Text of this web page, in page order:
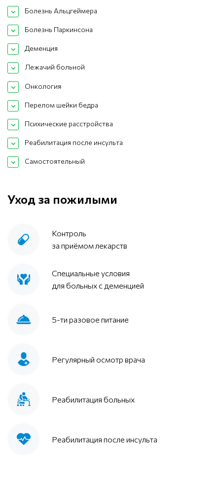
Болезнь Альцгеймера
Болезнь Паркинсона
Деменция
Лежачий больной
Онкология
Перелом шейки бедра
Психические расстройства
Реабилитация после инсульта
Самостоятельный
Уход за пожилыми
Контроль
за приёмом лекарств
Специальные условия
для больных с деменцией
5-ти разовое питание
Регулярный осмотр врача
Реабилитация больных
Реабилитация после инсульта